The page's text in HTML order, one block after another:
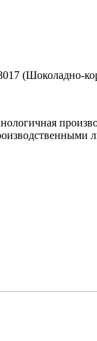
(Шоколадно-